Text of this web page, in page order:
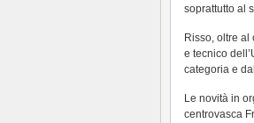
soprattutto al
Risso, oltre
e tecnico
categoria e
Le novità in
centrovasca